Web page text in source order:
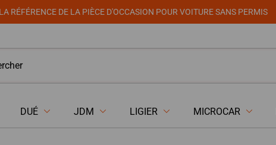
LA RÉFÉRENCE DE LA PIÈCE D'OCCASION POUR VOITURE SANS PERMIS
DUÉ JDM LIGIER MICROCAR